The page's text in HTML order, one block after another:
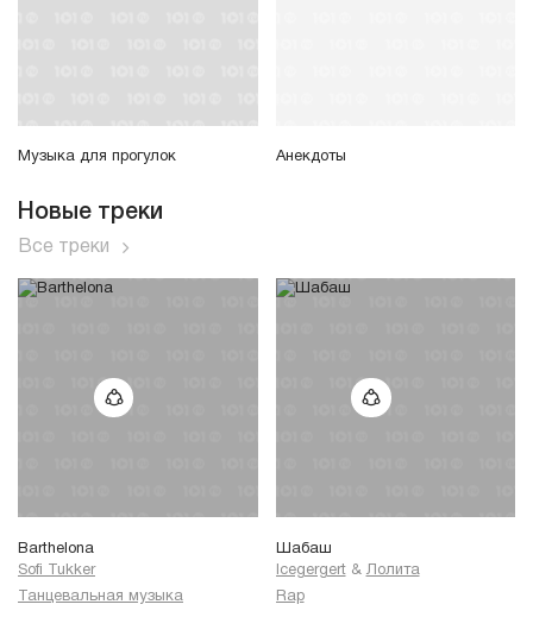
Музыка для прогулок Анекдоты
Новые треки
Все треки
Barthelona
Sofi Tukker
Танцевальная музыка
Шабаш
Icegergert & Лолита
Rap